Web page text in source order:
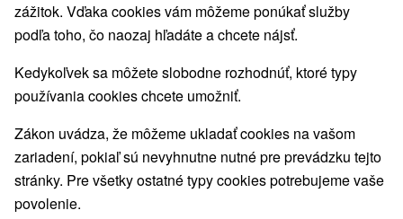
9,2 Vynikajúce·327 recenzií
zážitok. Vďaka cookies vám môžeme ponúkať služby
podľa toho, čo naozaj hľadáte a chcete nájsť.
Kedykoľvek sa môžete slobodne rozhodnúť, ktoré typy
používania cookies chcete umožniť.
Zákon uvádza, že môžeme ukladať cookies na vašom
zariadení, pokiaľ sú nevyhnutne nutné pre prevádzku tejto
stránky. Pre všetky ostatné typy cookies potrebujeme vaše
povolenie.